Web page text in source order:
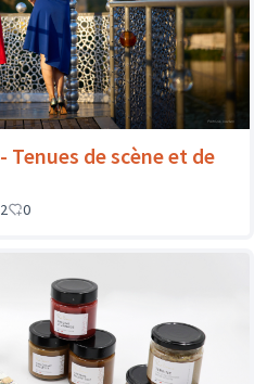
Tenues de scène et de
0